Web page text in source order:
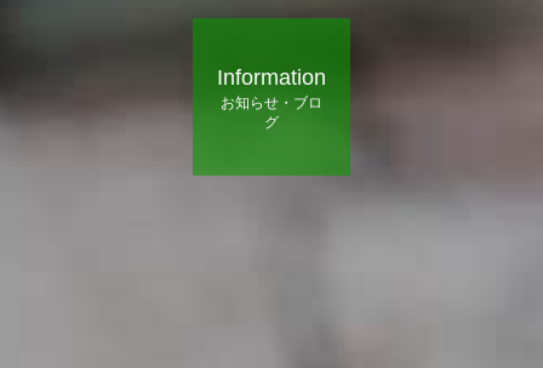
Information
お知らせ・ブロ
グ